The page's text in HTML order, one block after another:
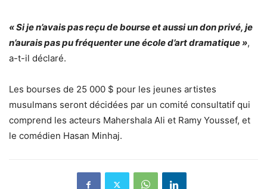
« Si je n’avais pas reçu de bourse et aussi un don privé, je
n’aurais pas pu fréquenter une école d’art dramatique »,
a-t-il déclaré.
Les bourses de 25 000 $ pour les jeunes artistes
musulmans seront décidées par un comité consultatif qui
comprend les acteurs Mahershala Ali et Ramy Youssef, et
le comédien Hasan Minhaj.